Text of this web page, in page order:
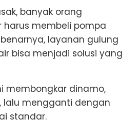
banyak orang
harus membeli pompa
layanan gulung
bisa menjadi solusi yang
membongkar dinamo,
lalu mengganti dengan
standar.